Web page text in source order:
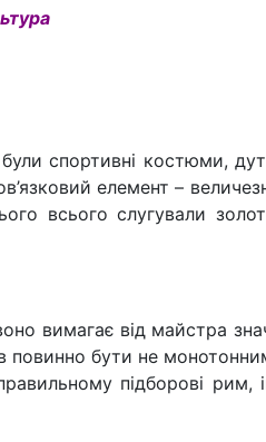
спортивні костюми, дуті
елемент –
всього слугували
вимагає від майстра
повинно бути не
підборові рим,